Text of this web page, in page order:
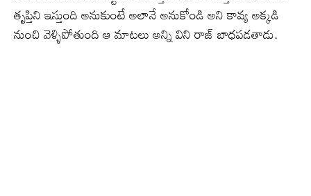
తృప్తిని ఇస్తుంది అనుకుంటే అలానే అనుకోండి అని కావ్య అక్కడి
నుంచి వెళ్ళిపోతుంది ఆ మాటలు అన్ని విని రాజ్ బాధపడతాడు.